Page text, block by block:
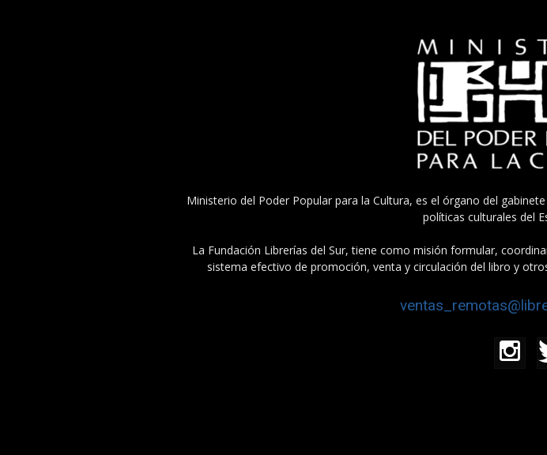
Ministerio del Poder Popular para la Cultura, es el órgano del
políticas culturales del
La Fundación Librerías del Sur, tiene como misión formular,
sistema efectivo de promoción, venta y circulación del libro y